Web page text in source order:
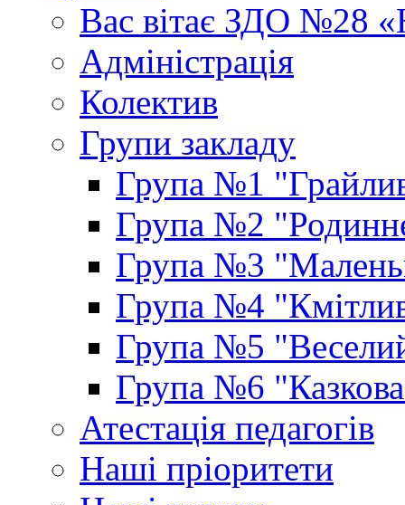
Вас вітає ЗДО №28
Адміністрація
Колектив
Групи закладу
Група №1
Група №2
Група №3
Група №4
Група №5
Група №6
Атестація педагогів
Наші пріоритети